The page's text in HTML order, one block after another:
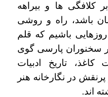
کلافگی ها و بیراهه
باشد، راه و روشی
باشیم که قلم
سخنوران پارسی گوی
تاریخ ادبیات
در نگارخانه هنر
اند.